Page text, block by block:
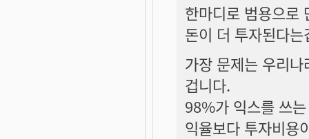
한마디로 범용으로
돈이 더 투자된다는
가장 문제는 우리
겁니다.
98%가 익스를 쓰
익율보다 투자비용